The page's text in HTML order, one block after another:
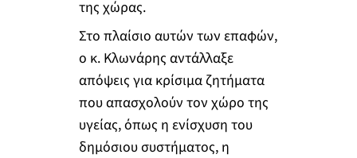
της χώρας.
Στο πλαίσιο αυτών των επαφών,
ο κ. Κλωνάρης αντάλλαξε
απόψεις για κρίσιμα ζητήματα
που απασχολούν τον χώρο της
υγείας, όπως η ενίσχυση του
δημόσιου συστήματος, η